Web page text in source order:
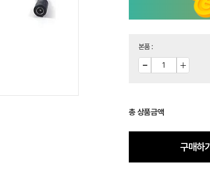
본품:
총 상품금액
구매하기